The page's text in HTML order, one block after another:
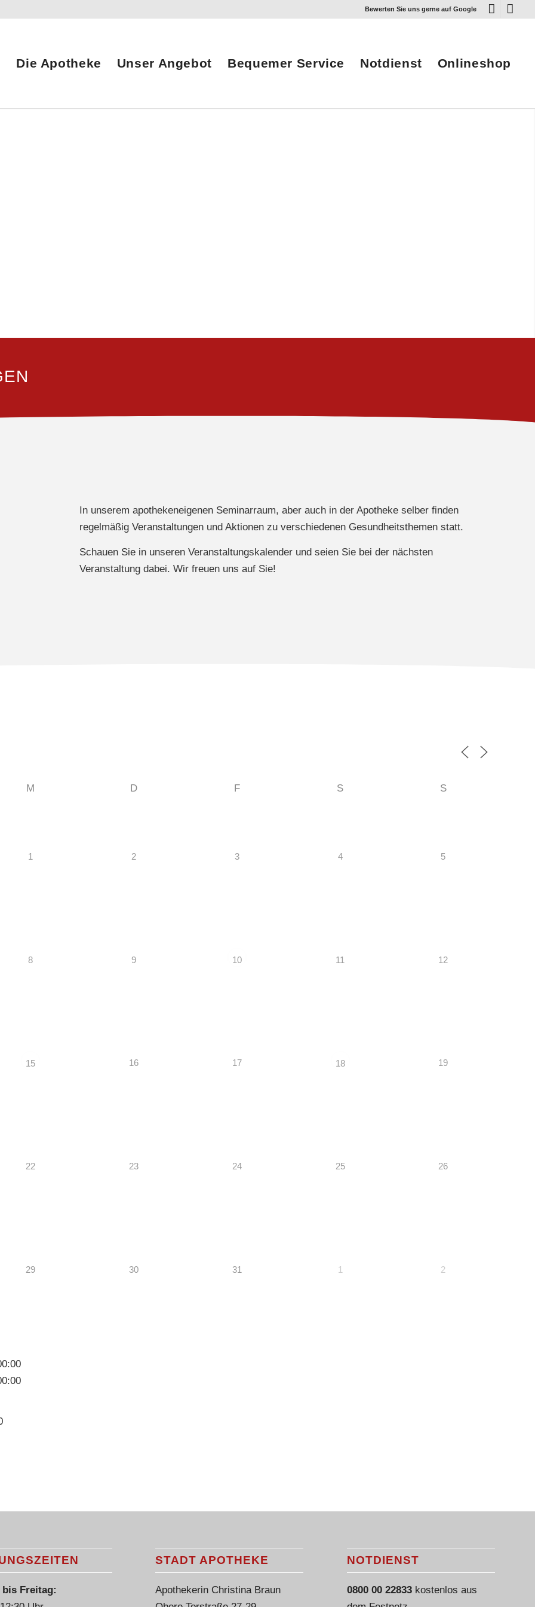
Bewerten Sie uns gerne auf Google
Die Apotheke Unser Angebot Bequemer Service Notdienst Onlineshop
In unserem apothekeneigenen Seminarraum, aber auch in der Apotheke selber finden
regelmäßig Veranstaltungen und Aktionen zu verschiedenen Gesundheitsthemen statt.
Schauen Sie in unseren Veranstaltungskalender und seien Sie bei der nächsten
Veranstaltung dabei. Wir freuen uns auf Sie!
M D F S S
1 2 3 4 5
8 9 10 11 12
15 16 17 18 19
22 23 24 25 26
29 30 31 1 2
Freitag:
STADT APOTHEKE
Apothekerin Christina Braun
NOTDIENST
0800 00 22833kostenlos aus